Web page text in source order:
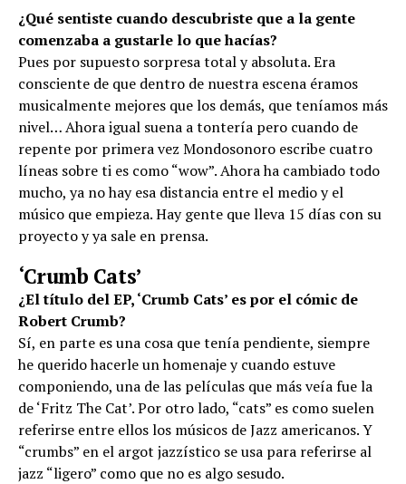
¿Qué sentiste cuando descubriste que a la gente
comenzaba a gustarle lo que hacías?
Pues por supuesto sorpresa total y absoluta. Era
consciente de que dentro de nuestra escena éramos
musicalmente mejores que los demás, que teníamos más
nivel… Ahora igual suena a tontería pero cuando de
repente por primera vez Mondosonoro escribe cuatro
líneas sobre ti es como “wow”. Ahora ha cambiado todo
mucho, ya no hay esa distancia entre el medio y el
músico que empieza. Hay gente que lleva 15 días con su
proyecto y ya sale en prensa.
‘Crumb Cats’
¿El título del EP, ‘Crumb Cats’ es por el cómic de
Robert Crumb?
Sí, en parte es una cosa que tenía pendiente, siempre
he querido hacerle un homenaje y cuando estuve
componiendo, una de las películas que más veía fue la
de ‘Fritz The Cat’. Por otro lado, “cats” es como suelen
referirse entre ellos los músicos de Jazz americanos. Y
“crumbs” en el argot jazzístico se usa para referirse al
jazz “ligero” como que no es algo sesudo.